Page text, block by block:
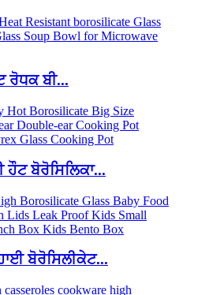
ਰੋਧਕ ਬੀ...
ਹੌਟ ਬੋਰੋਸਿਲਿਕਾ...
ਬੋਰੋਸਿਲੀਕੇਟ...